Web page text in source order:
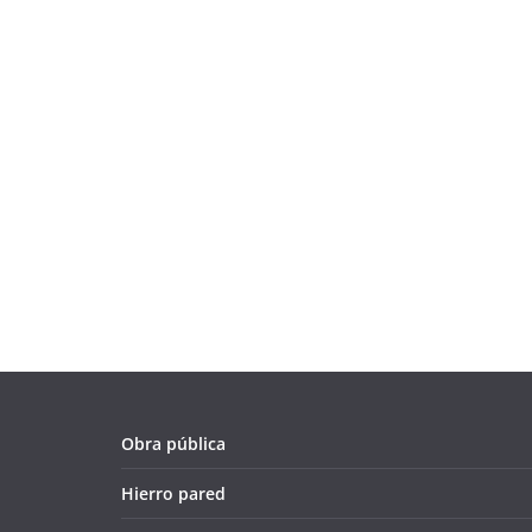
Obra pública
Hierro pared